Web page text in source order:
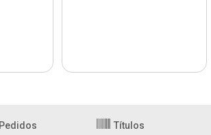
Títulos